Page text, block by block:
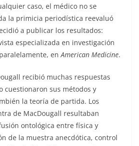
caso, el médico no se
la primicia periodística reevaluó
a publicar los resultados:
especializada en investigación
enAmerican Medicine.
recibió muchas respuestas
cuestionaron sus métodos y
la teoría de partida. Los
de MacDougall resultaban
ontológica entre física y
de la muestra anecdótica, control